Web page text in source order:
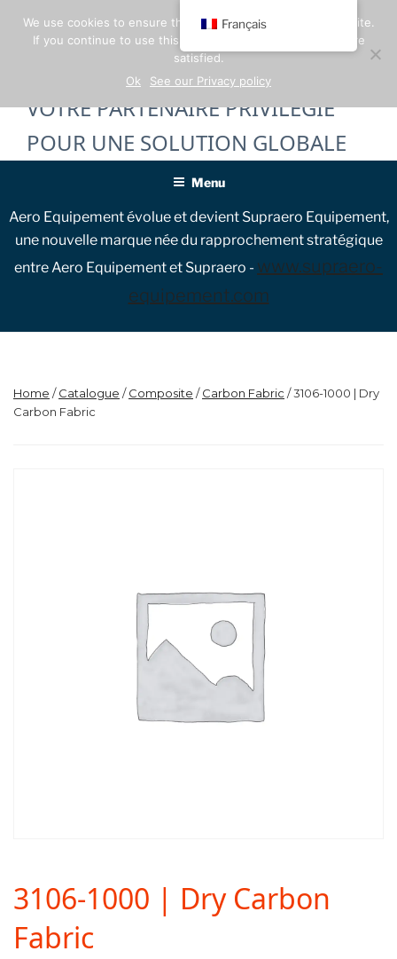
content
VOTRE PARTENAIRE PRIVILÉGIÉ
POUR UNE SOLUTION GLOBALE
Menu
Aero Equipement évolue et devient Supraero Equipement,
une nouvelle marque née du rapprochement stratégique
entre Aero Equipement et Supraero - www.supraero-
equipement.com
Home /Catalogue /Composite /Carbon Fabric / 3106-1000 | Dry
Carbon Fabric
3106-1000 | Dry Carbon
Fabric
Français
We use cookies to ensure the best experience on our website.
If you continue to use this site, we will assume that you are
satisfied.
Ok
See our Privacy policy